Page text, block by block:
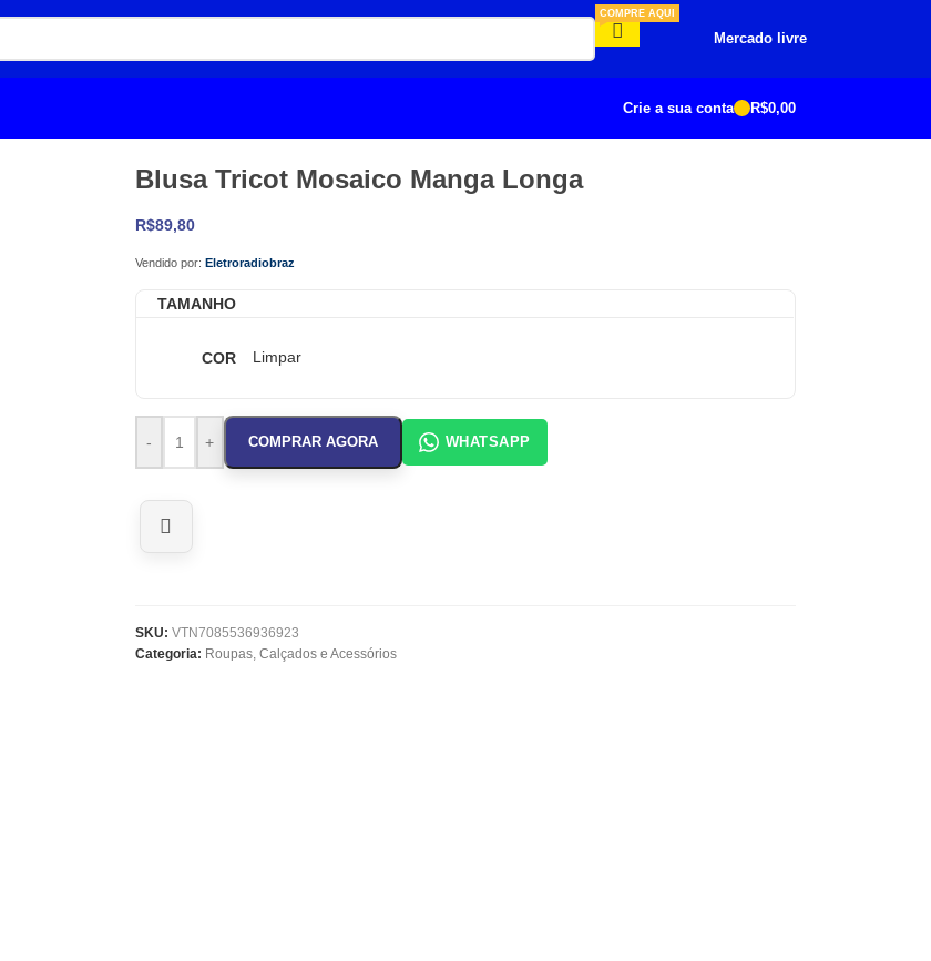
Mercado livre
COMPRE AQUI
Crie a sua conta R$0,00
Blusa Tricot Mosaico Manga Longa
R$89,80
Vendido por: Eletroradiobraz
TAMANHO
COR Limpar
- + COMPRAR AGORA WHATSAPP
SKU: VTN7085536936923
Categoria: Roupas, Calçados e Acessórios